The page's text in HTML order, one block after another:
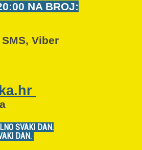
NA BROJ:
Viber
SVAKI DAN.
DAN.